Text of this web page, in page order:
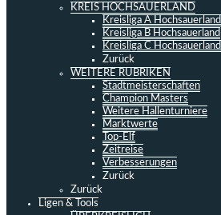
KREIS HOCHSAUERLAND
Kreisliga A Hochsauerland
Kreisliga B Hochsauerland
Kreisliga C Hochsauerland
Zurück
WEITERE RUBRIKEN
Stadtmeisterschaften
Champion Masters
Weitere Hallenturniere
Marktwerte
Top-Elf
Zeitreise
Verbesserungen
Zurück
Zurück
Ligen & Tools